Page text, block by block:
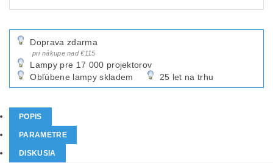
Doprava zdarma
pri nákupe nad €115
Lampy pre 17 000 projektorov
Obľúbene lampy skladem
25 let na trhu
POPIS
PARAMETRE
DISKUSIA